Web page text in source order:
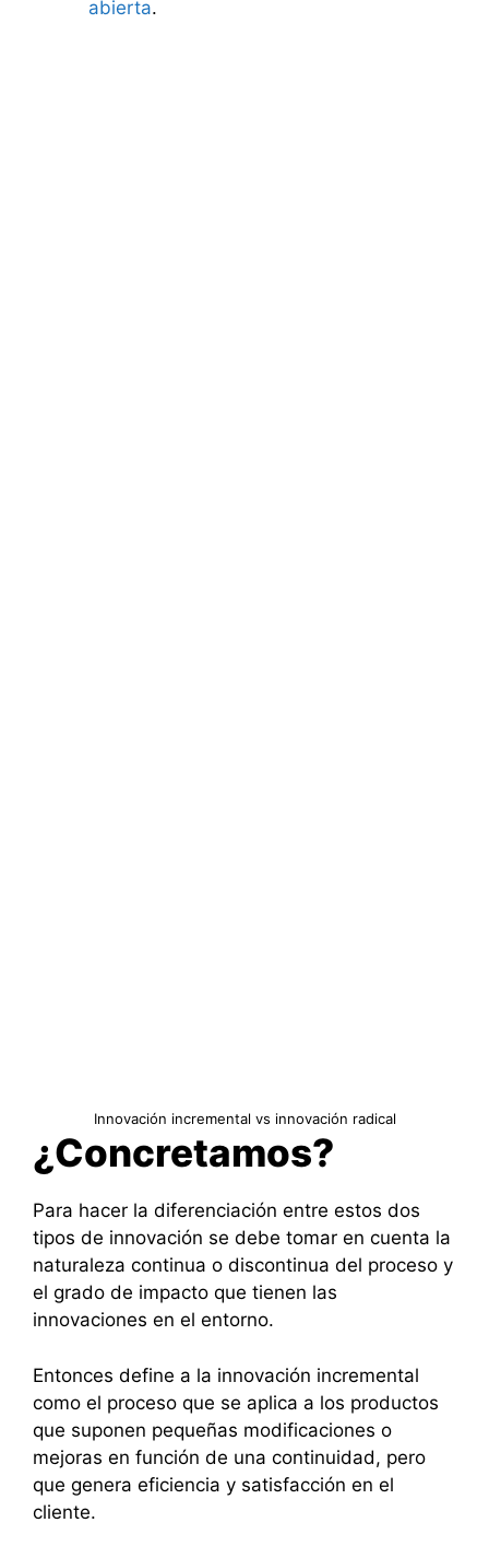
abierta.
Innovación incremental vs innovación radical
¿Concretamos?
Para hacer la diferenciación entre estos dos
tipos de innovación se debe tomar en cuenta la
naturaleza continua o discontinua del proceso y
el grado de impacto que tienen las
innovaciones en el entorno.
Entonces define a la innovación incremental
como el proceso que se aplica a los productos
que suponen pequeñas modificaciones o
mejoras en función de una continuidad, pero
que genera eficiencia y satisfacción en el
cliente.